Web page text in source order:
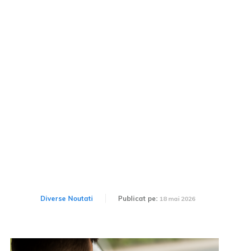
Diverse Noutati Publicat pe: 18 mai 2026